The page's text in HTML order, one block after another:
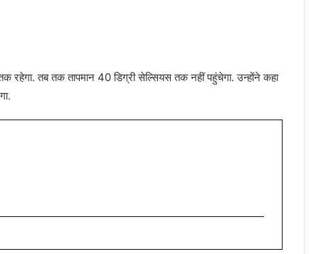
रहेगा. तब तक तापमान 40 डिग्री सेल्सियस तक नहीं पहुंचेगा. उन्होंने कहा